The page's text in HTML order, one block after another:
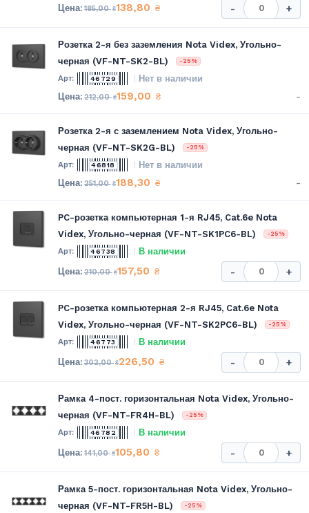
185,00₴138,80 ₴ - +
Розетка 2-я без заземления Nota Videx, Угольно-
черная (VF-NT-SK2-BL)
-25%
46729 Нет в наличии
212,00₴159,00 ₴ -
Розетка 2-я с заземлением Nota Videx, Угольно-
черная (VF-NT-SK2G-BL)
-25%
46818 Нет в наличии
251,00₴188,30 ₴ -
PC-розетка компьютерная 1-я RJ45, Cat.6e Nota
Videx, Угольно-черная (VF-NT-SK1PC6-BL)
-25%
46738 В наличии
210,00₴157,50 ₴ - +
PC-розетка компьютерная 2-я RJ45, Cat.6e Nota
Videx, Угольно-черная (VF-NT-SK2PC6-BL)
-25%
46773 В наличии
302,00₴226,50 ₴ - +
Рамка 4-пост. горизонтальная Nota Videx, Угольно-
черная (VF-NT-FR4H-BL)
-25%
46782 В наличии
141,00₴105,80 ₴ - +
Рамка 5-пост. горизонтальная Nota Videx, Угольно-
черная (VF-NT-FR5H-BL)
-25%